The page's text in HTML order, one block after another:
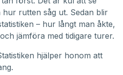
rutten såg ut. Sedan blir
– hur långt man åkte,
jämföra med tidigare turer.
hjälper honom att